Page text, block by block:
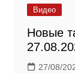
Видео
Новые
27/08/